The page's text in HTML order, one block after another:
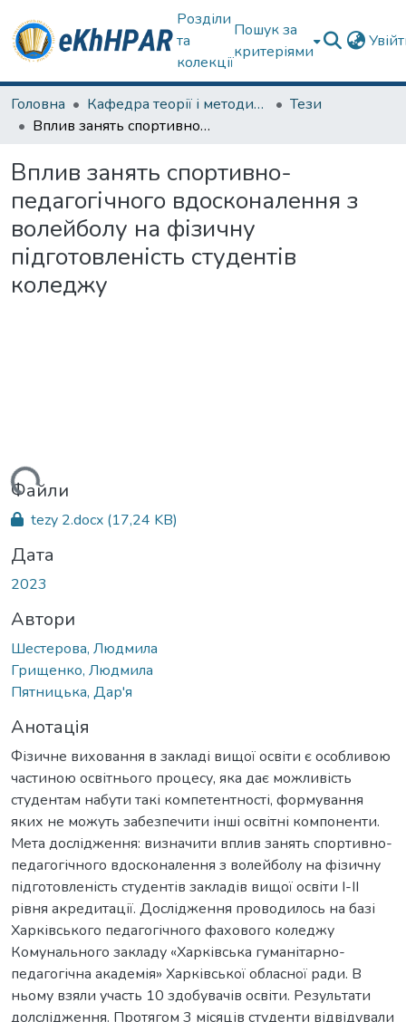
Розділи
та
колекції
Пошук за
критеріями
Головна Кафедра теорії і методики фізичного виховання
Тези
Вплив занять спортивно-педагогічного вдосконалення з волейболу на фізичну підготовленість студентів коледжу
Вплив занять спортивно-
педагогічного вдосконалення з
волейболу на фізичну
підготовленість студентів
коледжу
Файли
tezy 2.docx (17,24 KB)
Дата
2023
Автори
Шестерова, Людмила
Грищенко, Людмила
Пятницька, Дар'я
Анотація
Фізичне виховання в закладі вищої освіти є особливою
частиною освітнього процесу, яка дає можливість
студентам набути такі компетентності, формування
яких не можуть забезпечити інші освітні компоненти.
Мета дослідження: визначити вплив занять спортивно-
педагогічного вдосконалення з волейболу на фізичну
підготовленість студентів закладів вищої освіти І-ІІ
рівня акредитації. Дослідження проводилось на базі
Харківського педагогічного фахового коледжу
Комунального закладу «Харківська гуманітарно-
педагогічна академія» Харківської обласної ради. В
ньому взяли участь 10 здобувачів освіти. Результати
долслідження. Протягом 3 місяців студенти відвідували